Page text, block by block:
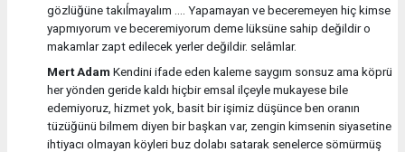
gözlüğüne takıĺmayalım .... Yapamayan ve beceremeyen hiç kimse
yapmıyorum ve beceremiyorum deme lüksüne sahip değildir o
makamlar zapt edilecek yerler değildir. selâmlar.
Mert Adam Kendini ifade eden kaleme saygım sonsuz ama köprü
her yönden geride kaldı hiçbir emsal ilçeyle mukayese bile
edemiyoruz, hizmet yok, basit bir işimiz düşünce ben oranın
tüzüğünü bilmem diyen bir başkan var, zengin kimsenin siyasetine
ihtiyacı olmayan köyleri buz dolabı satarak senelerce sömürmüş